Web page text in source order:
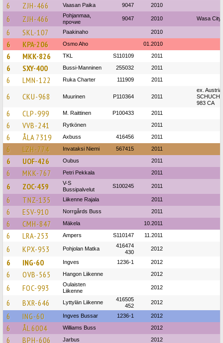
6 ZJH-466 Vaasan Paika 9047 2010
6 ZJH-466
Pohjanmaa,
прочие
9047 2010 Wasa
6 SKL-107 Paakinaho 2010
6 KPA-206 Osmo Aho 01.2010
6 MKK-826 TKL S110109 2011
6 SXY-400 Bussi-Manninen 255032 2011
6 LMN-122 Ruka Charter 111909 2011
6 CKU-968 Muurinen P110364 2011
ex. Austria,
SCHUCH,
983 CA
6 CLP-999 M. Raittinen P100433 2011
6 VVB-241 Rytkönen 2011
6 ÅLA 7319 Axbuss 416456 2011
6 LZH-774 Invataksi Niemi 567415 2011
6 UOF-426 Oubus 2011
6 MKK-767 Petri Pekkala 2011
6 ZOC-459
V-S
Bussipalvelut
S100245 2011
6 TNZ-135 Liikenne Rajala 2011
6 ESV-910 Norrgårds Buss 2011
6 CMH-847 Mäkela 10.2011
6 LRA-253 Ampers S110147 11.2011
6 KPX-953 Pohjolan Matka
416474
430
2012
6 ING-60 Ingves 1236-1 2012
6 OVB-565 Hangon Liikenne 2012
6 FOC-993
Oulaisten
Liikenne
2012
6 BXR-646 Lyttylän Liikenne
416505
452
2012
6 ING-60 Ingves Bussar 1236-1 2012
6 ÅL 6004 Williams Buss 2012
6 BPH-606 Jarbus 2012